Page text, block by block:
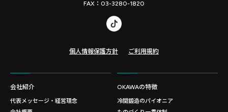
FAX：03-3280-1820
個人情報保護方針 ご利用規約
会社紹介
代表メッセージ・経営理念
OKAWAの特徴
冷間鍛造のパイオニア